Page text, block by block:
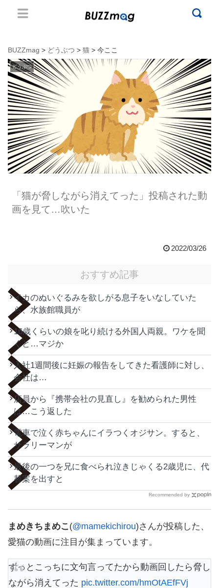
BUZZmag > どうぶつ > 猫 > 今ここ
どうぶつ
「猫が脅しながら消えてった」投稿された動
画を見て…吹いた
2022/03/26
おすすめ記事
イカのぬいぐるみを欲しがる息子をいなしていた
ら、水族館職員が
16歳くらいの娘を叱り続ける外国人両親。ワケを聞
くと…マジか
入社1週間後に妊娠の報告をしてきた看護師に対し、
会社は…
店員から『携帯会社の見直し』を勧められた男性
は…こう返した
電車で泣く赤ちゃんにイラつくオジサン。すると、
サラリーマンが
最後の一つを兄に食べられ泣きじゃくる2歳児に、代
替案を出すと
Recommended by
まめきちまめこ (@mamekichirou)さんが投稿した、
愛猫の動画に注目が集まっています。
ずっとこっちに文句言ってたから動画回したら脅し
ながら消えてった pic.twitter.com/hmOtAEfFVj